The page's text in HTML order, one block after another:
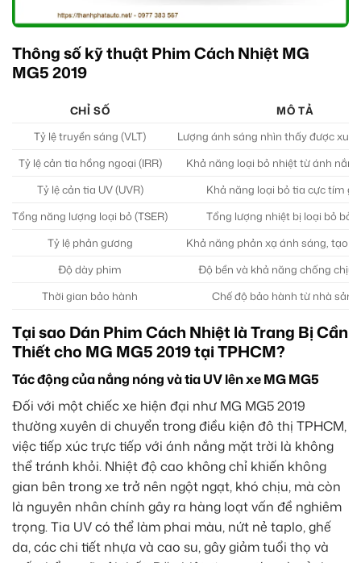
Thông số kỹ thuật Phim Cách Nhiệt MG
MG5 2019
CHỈ SỐ
MÔ TẢ
Tỷ lệ truyền sáng (VLT)
Lượng ánh sáng nhìn thấy được
Tỷ lệ cản tia hồng ngoại (IRR)
Khả năng loại bỏ nhiệt từ ánh
Tỷ lệ cản tia UV (UVR)
Khả năng loại bỏ tia cực tím
Tổng năng lượng loại bỏ (TSER)
Tổng lượng nhiệt bị loại bỏ bởi
Tỷ lệ phản gương
Khả năng phản xạ ánh sáng, tạo
Độ dày phim
Độ bền và khả năng chống chịu
Thời gian bảo hành
Chế độ bảo hành từ nhà sản
Tại sao Dán Phim Cách Nhiệt là Trang Bị Cần
Thiết cho MG MG5 2019 tại TPHCM?
Tác động của nắng nóng và tia UV lên xe MG MG5
Đối với một chiếc xe hiện đại như MG MG5 2019
thường xuyên di chuyển trong điều kiện đô thị TPHCM,
việc tiếp xúc trực tiếp với ánh nắng mặt trời là không
thể tránh khỏi. Nhiệt độ cao không chỉ khiến không
gian bên trong xe trở nên ngột ngạt, khó chịu, mà còn
là nguyên nhân chính gây ra hàng loạt vấn đề nghiêm
trọng. Tia UV có thể làm phai màu, nứt nẻ taplo, ghế
da, các chi tiết nhựa và cao su, gây giảm tuổi thọ và